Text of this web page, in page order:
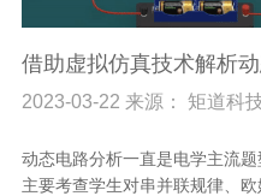
借助虚拟仿真技术解析
2023-03-22 来源： 矩道科
动态电路分析一直是电学主流
主要考查学生对串并联规律、